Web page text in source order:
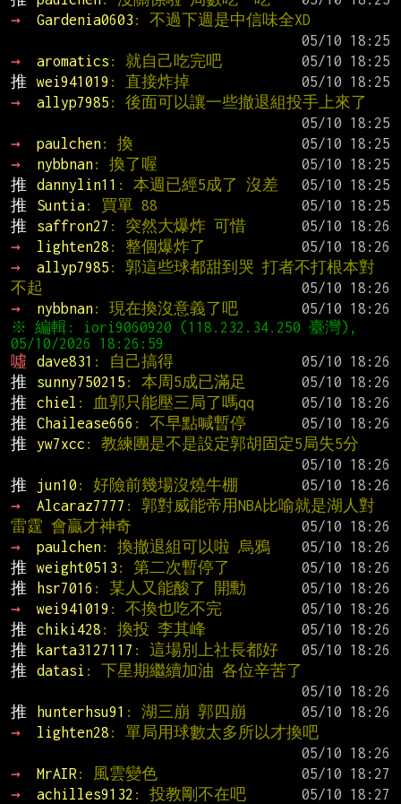
→
Gardenia0603 : 不過下週是中信味全XD
→
aromatics : 就自己吃完吧
推
wei941019 : 直接炸掉
→
allyp7985 : 後面可以讓一些撤退組投手上來了
→
paulchen: 換
→
nybbnan: 換了喔
推
dannylin11 : 本週已經5成了 沒差
推
Suntia: 買單 88
推
saffron27 : 突然大爆炸 可惜
→
lighten28 : 整個爆炸了
→
allyp7985 : 郭這些球都甜到哭 打者不打根本對
不起
→
nybbnan: 現在換沒意義了吧
※ 編輯: iori9060920 (118.232.34.250 臺灣),
噓
dave831 : 自己搞得
推
sunny750215 : 本周5成已滿足
推
chiel : 血郭只能壓三局了嗎qq
推
Chailease666 : 不早點喊暫停
推
yw7xcc : 教練團是不是設定郭胡固定5局失5分
推
jun10 : 好險前幾場沒燒牛棚
→
Alcaraz7777 : 郭對威能帝用NBA比喻就是湖人對
雷霆 會贏才神奇
→
paulchen: 換撤退組可以啦 烏鴉
推
weight0513 : 第二次暫停了
推
hsr7016 : 某人又能酸了 開勳
→
wei941019 : 不換也吃不完
推
chiki428 : 換投 李其峰
推
karta3127117 : 這場別上社長都好
推
datasi : 下星期繼續加油 各位辛苦了
推
hunterhsu91 : 湖三崩 郭四崩
→
lighten28 : 單局用球數太多所以才換吧
→
MrAIR : 風雲變色
→
achilles9132 : 投教剛不在吧